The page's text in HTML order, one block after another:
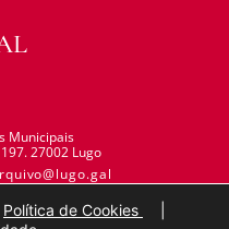
Municipais
27002 Lugo
Política de Cookies